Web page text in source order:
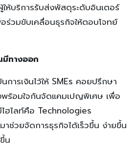
ห้บริการรับส่งพัสดุระดับอินเตอร์
ร่วมขับเคลื่อนธุรกิจให้ตอบโจทย์
ทางออก
การเงินไว้ให้ SMEs คอยปรึกษา
พร้อมใจกันจัดแคมเปญพิเศษ เพื่อ
ไฮไลท์คือ Technologies
าช่วยจัดการธุรกิจได้เร็วขึ้น ง่ายขึ้น
น